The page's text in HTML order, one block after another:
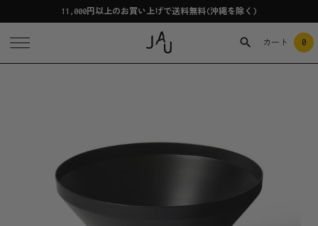
11,000円以上のお買い上げで送料無料(沖縄を除く)
カート 0